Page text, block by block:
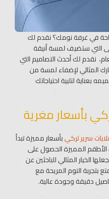
في غرفة نومك؟ نقدم لك
التي ستضيف لمسة أنيقة
نقدم لك أحدث التصاميم التي
المثالي لإضفاء لمسة من
بعناية لتلبية احتياجاتك
بأسعار مغرية
سرير تركيبأسعار مميزة تبدأ
الأطقم المميزة الحصول على
الخيار المثالي للباحثين عن
بتجربة النوم المريحة مع
دقيقة وجودة عالية.